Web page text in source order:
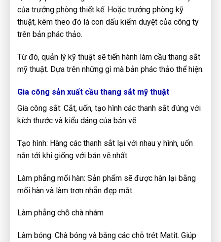
của trưởng phòng thiết kế. Hoặc trưởng phòng kỹ
thuật, kèm theo đó là con dấu kiểm duyệt của công ty
trên bản phác thảo.
Từ đó, quản lý kỹ thuật sẽ tiến hành làm cầu thang sắt
mỹ thuật. Dựa trên những gì mà bản phác thảo thể hiện.
Gia công sản xuất cầu thang sắt mỹ thuật
Gia công sắt: Cắt, uốn, tạo hình các thanh sắt đúng với
kích thước và kiểu dáng của bản vẽ.
Tạo hình: Hàng các thanh sắt lại với nhau y hình, uốn
nắn tới khi giống với bản vẽ nhất.
Làm phẳng mối hàn: Sản phẩm sẽ được hàn lại bằng
mối hàn và làm trơn nhẵn đẹp mắt.
Làm phẳng chỗ chà nhám
Làm bóng: Chà bóng và bằng các chỗ trét Matit. Giúp